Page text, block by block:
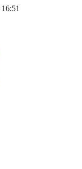
16:51